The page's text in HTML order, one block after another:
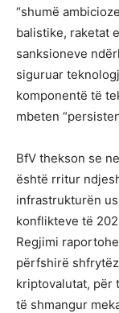
“shumë
balistike, raketat
sanksioneve
siguruar
komponentë të
mbeten
BfV thekson se
është rritur
infrastrukturën
konflikteve të
Regjimi
përfshirë
kriptovalutat, për
të shmangur